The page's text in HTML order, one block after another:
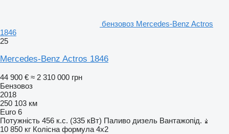
бензовоз Mercedes-Benz Actros
1846
25
Mercedes-Benz Actros 1846
44 900 € ≈ 2 310 000 грн
Бензовоз
2018
250 103 км
Euro 6
Потужність 456 к.с. (335 кВт) Паливо дизель Вантажопід.
10 850 кг Колісна формула 4x2